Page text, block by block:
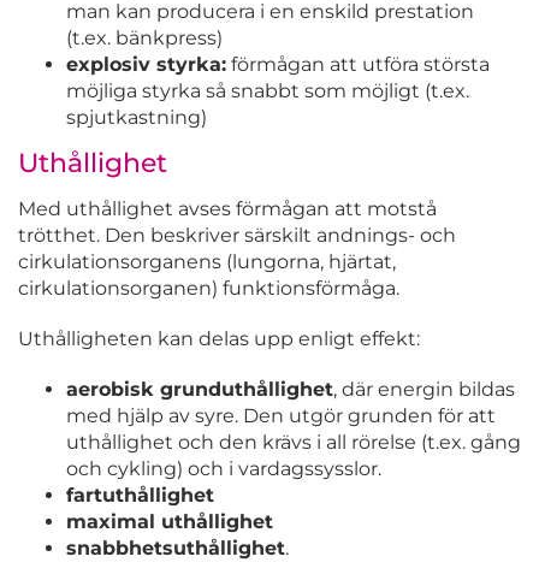
man kan producera i en enskild prestation
(t.ex. bänkpress)
explosiv styrka: förmågan att utföra största
möjliga styrka så snabbt som möjligt (t.ex.
spjutkastning)
Uthållighet
Med uthållighet avses förmågan att motstå
trötthet. Den beskriver särskilt andnings- och
cirkulationsorganens (lungorna, hjärtat,
cirkulationsorganen) funktionsförmåga.
Uthålligheten kan delas upp enligt effekt:
aerobisk grunduthållighet, där energin bildas
med hjälp av syre. Den utgör grunden för att
uthållighet och den krävs i all rörelse (t.ex. gång
och cykling) och i vardagssysslor.
fartuthållighet
maximal uthållighet
snabbhetsuthållighet.